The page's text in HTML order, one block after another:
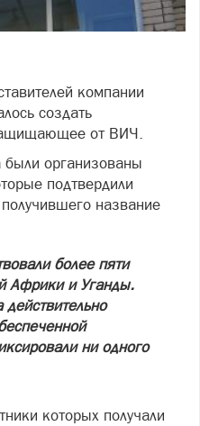
компании
создать
от ВИЧ.
были организованы
подтвердили
название
более пяти
Африки и Уганды.
действительно
ни одного
которых получали